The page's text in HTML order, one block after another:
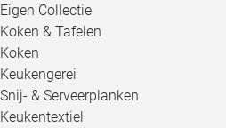
Eigen Collectie
Koken & Tafelen
Koken
Keukengerei
Snij- & Serveerplanken
Keukentextiel